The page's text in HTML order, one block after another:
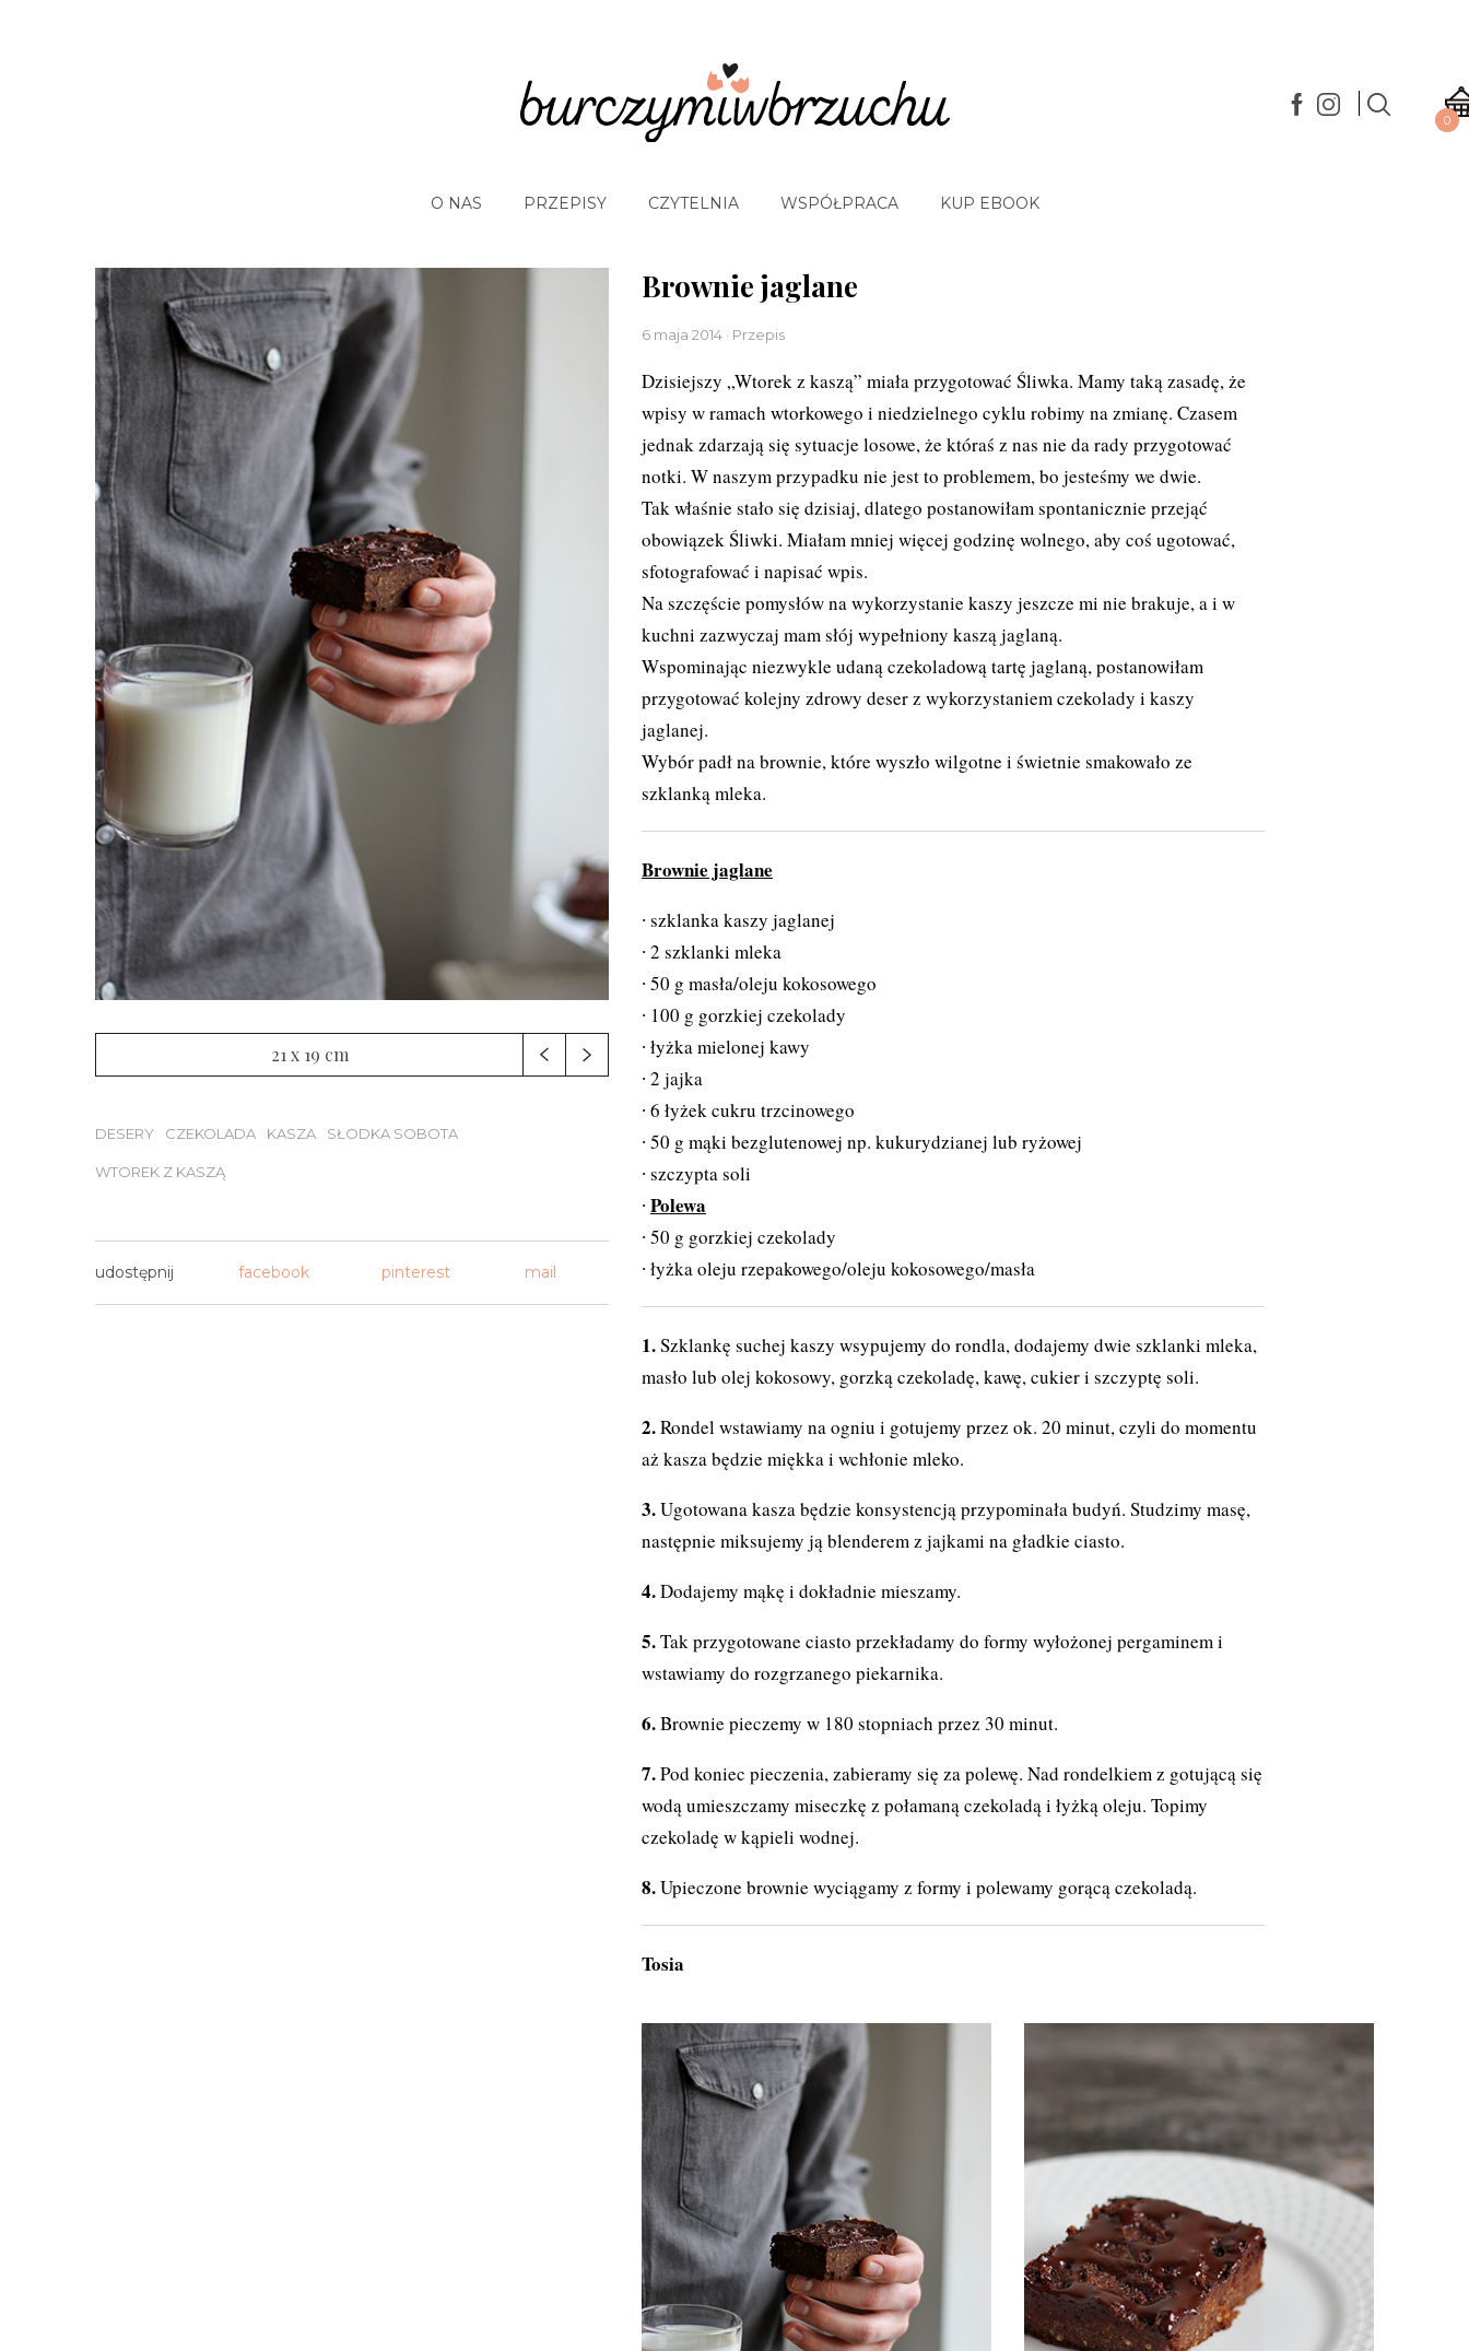
0
O NAS PRZEPISY CZYTELNIA WSPÓŁPRACA KUP EBOOK
21 x 19 cm
DESERY CZEKOLADA KASZA SŁODKA SOBOTA
WTOREK Z KASZĄ
udostępnij facebook pinterest mail
Brownie jaglane
6 maja 2014 · Przepis
Dzisiejszy „Wtorek z kaszą” miała przygotować Śliwka. Mamy taką zasadę, że
wpisy w ramach wtorkowego i niedzielnego cyklu robimy na zmianę. Czasem
jednak zdarzają się sytuacje losowe, że któraś z nas nie da rady przygotować
notki. W naszym przypadku nie jest to problemem, bo jesteśmy we dwie.
Tak właśnie stało się dzisiaj, dlatego postanowiłam spontanicznie przejąć
obowiązek Śliwki. Miałam mniej więcej godzinę wolnego, aby coś ugotować,
sfotografować i napisać wpis.
Na szczęście pomysłów na wykorzystanie kaszy jeszcze mi nie brakuje, a i w
kuchni zazwyczaj mam słój wypełniony kaszą jaglaną.
Wspominając niezwykle udanączekoladową tartę jaglaną, postanowiłam
przygotować kolejny zdrowy deser z wykorzystaniem czekolady i kaszy
jaglanej.
Wybór padł na brownie, które wyszło wilgotne i świetnie smakowało ze
szklanką mleka.
Brownie jaglane
szklanka kaszy jaglanej
2 szklanki mleka
50 g masła/oleju kokosowego
100 g gorzkiej czekolady
łyżka mielonej kawy
2 jajka
6 łyżek cukru trzcinowego
50 g mąki bezglutenowej np. kukurydzianej lub ryżowej
szczypta soli
Polewa
50 g gorzkiej czekolady
łyżka oleju rzepakowego/oleju kokosowego/masła
Szklankę suchej kaszy wsypujemy do rondla, dodajemy dwie szklanki mleka,
masło lub olej kokosowy, gorzką czekoladę, kawę, cukier i szczyptę soli.
Rondel wstawiamy na ogniu i gotujemy przez ok. 20 minut, czyli do momentu
aż kasza będzie miękka i wchłonie mleko.
Ugotowana kasza będzie konsystencją przypominała budyń. Studzimy masę,
następnie miksujemy ją blenderem z jajkami na gładkie ciasto.
Dodajemy mąkę i dokładnie mieszamy.
Tak przygotowane ciasto przekładamy do formy wyłożonej pergaminem i
wstawiamy do rozgrzanego piekarnika.
Brownie pieczemy w 180 stopniach przez 30 minut.
Pod koniec pieczenia, zabieramy się za polewę. Nad rondelkiem z gotującą się
wodą umieszczamy miseczkę z połamaną czekoladą i łyżką oleju. Topimy
czekoladę w kąpieli wodnej.
Upieczone brownie wyciągamy z formy i polewamy gorącą czekoladą.
Tosia